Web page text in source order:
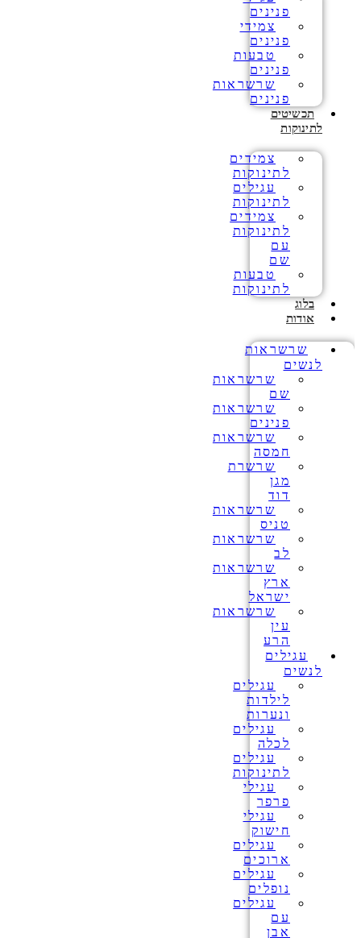
פנינים
צמידי
פנינים
טבעות
פנינים
שרשראות
פנינים
תכשיטים
לתינוקות
צמידים
לתינוקות
עגילים
לתינוקות
צמידים
לתינוקות
עם
שם
טבעות
לתינוקות
בלוג
אודות
שרשראות
לנשים
שרשראות
שם
שרשראות
פנינים
שרשראות
חמסה
שרשרת
מגן
דוד
שרשראות
טניס
שרשראות
לב
שרשראות
ארץ
ישראל
שרשראות
עין
הרע
עגילים
לנשים
עגילים
לילדות
ונערות
עגילים
לכלה
עגילים
לתינוקות
עגילי
פרפר
עגילי
חישוק
עגילים
ארוכים
עגילים
נופלים
עגילים
עם
אבן